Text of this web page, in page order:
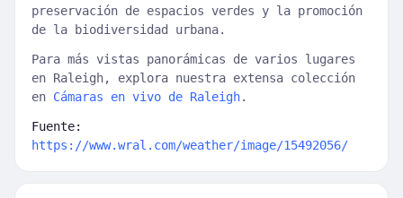
preservación de espacios verdes y la promoción
de la biodiversidad urbana.
Para más vistas panorámicas de varios lugares
en Raleigh, explora nuestra extensa colección
en Cámaras en vivo de Raleigh.
Fuente:
https://www.wral.com/weather/image/15492056/